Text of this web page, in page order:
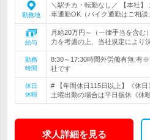
勤務地
＼駅チカ・転勤なし／ 【本社
車通勤OK（バイク通勤はご相談
給与
月給20万円～（一律手当を含
力を考慮の上、当社規定により
勤務
時間
8:30～17:30時間外労働有無:有
社です
休日
休暇
# 【年間休日115日以上】《休
土曜出勤の場合は平日振休《休
求人詳細を見る